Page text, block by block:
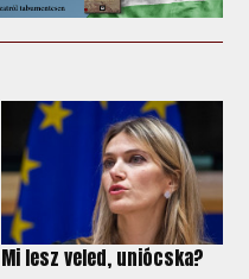
Mi lesz veled, uniócska?